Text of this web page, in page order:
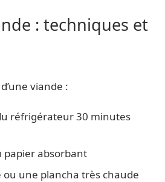
: techniques et
viande :
réfrigérateur 30 minutes
papier absorbant
ou une plancha très chaude